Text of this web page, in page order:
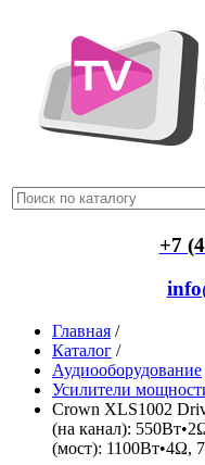
+7
Главная /
Каталог /
Аудиооборудование
Усилители
Crown XLS1002
(на канал):
(мост): 1100Вт•4Ω,